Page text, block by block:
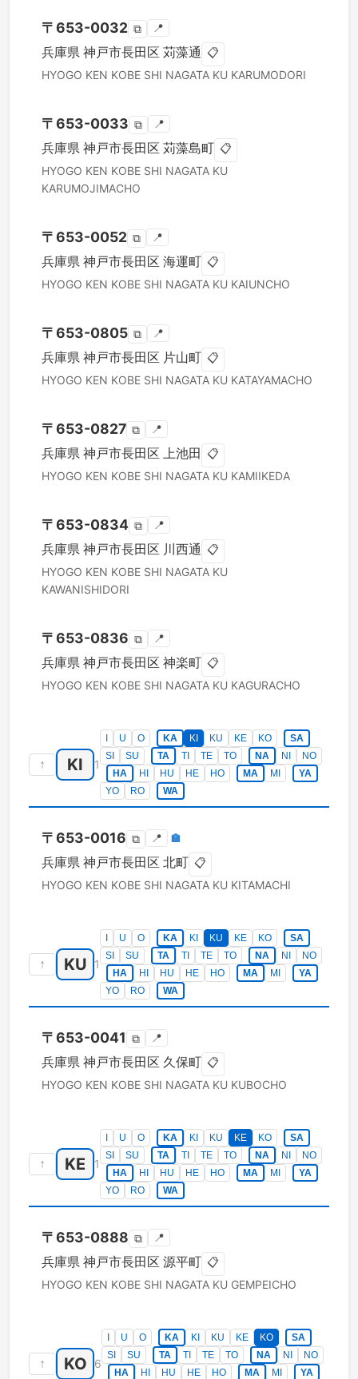
〒653-0032 ⧉ 📍
兵庫県 神戸市長田区 苅藻通 📋
HYOGO KEN KOBE SHI NAGATA KU KARUMODORI
〒653-0033 ⧉ 📍
兵庫県 神戸市長田区 苅藻島町 📋
HYOGO KEN KOBE SHI NAGATA KU
KARUMOJIMACHO
〒653-0052 ⧉ 📍
兵庫県 神戸市長田区 海運町 📋
HYOGO KEN KOBE SHI NAGATA KU KAIUNCHO
〒653-0805 ⧉ 📍
兵庫県 神戸市長田区 片山町 📋
HYOGO KEN KOBE SHI NAGATA KU KATAYAMACHO
〒653-0827 ⧉ 📍
兵庫県 神戸市長田区 上池田 📋
HYOGO KEN KOBE SHI NAGATA KU KAMIIKEDA
〒653-0834 ⧉ 📍
兵庫県 神戸市長田区 川西通 📋
HYOGO KEN KOBE SHI NAGATA KU
KAWANISHIDORI
〒653-0836 ⧉ 📍
兵庫県 神戸市長田区 神楽町 📋
HYOGO KEN KOBE SHI NAGATA KU KAGURACHO
↑ KI 1
U O KA KI KU KE KO
SA
SI
SU TA TI TE TO NA NI
NO
HA
HI HU HE HO MA MI
YA
YO
RO WA
〒653-0016 ⧉ 📍 🏣
兵庫県 神戸市長田区 北町 📋
HYOGO KEN KOBE SHI NAGATA KU KITAMACHI
↑ KU 1
U O KA KI KU KE KO
SA
SI
SU TA TI TE TO NA NI
NO
HA
HI HU HE HO MA MI
YA
YO
RO WA
〒653-0041 ⧉ 📍
兵庫県 神戸市長田区 久保町 📋
HYOGO KEN KOBE SHI NAGATA KU KUBOCHO
↑ KE 1
U O KA KI KU KE KO
SA
SI
SU TA TI TE TO NA NI
NO
HA
HI HU HE HO MA MI
YA
YO
RO WA
〒653-0888 ⧉ 📍
兵庫県 神戸市長田区 源平町 📋
HYOGO KEN KOBE SHI NAGATA KU GEMPEICHO
↑ KO 6
U O KA KI KU KE KO
SA
SI
SU TA TI TE TO NA NI
NO
HA
HI HU HE HO MA MI
YA